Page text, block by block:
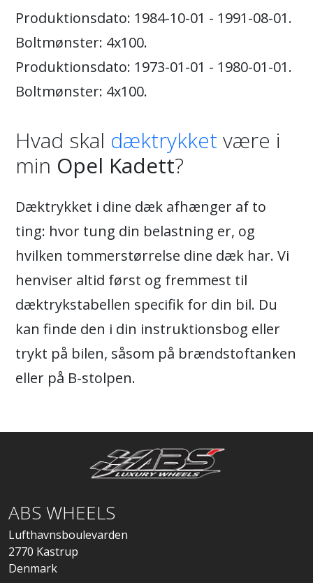
Produktionsdato: 1984-10-01 - 1991-08-01.
Boltmønster: 4x100.
Produktionsdato: 1973-01-01 - 1980-01-01.
Boltmønster: 4x100.
Hvad skal dæktrykket være i
min Opel Kadett?
Dæktrykket i dine dæk afhænger af to
ting: hvor tung din belastning er, og
hvilken tommerstørrelse dine dæk har. Vi
henviser altid først og fremmest til
dæktrykstabellen specifik for din bil. Du
kan finde den i din instruktionsbog eller
trykt på bilen, såsom på brændstoftanken
eller på B-stolpen.
ABS WHEELS
Lufthavnsboulevarden
2770 Kastrup
Denmark